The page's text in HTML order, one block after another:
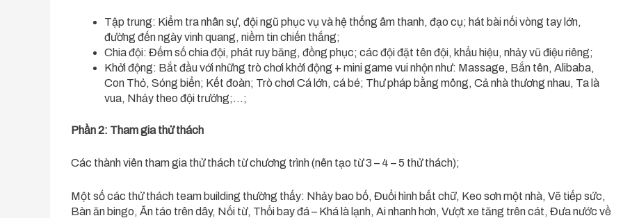
Tập trung: Kiểm tra nhân sự, đội ngũ phục vụ và hệ thống âm thanh, đạo cụ; hát bài nối vòng tay lớn,
đường đến ngày vinh quang, niềm tin chiến thắng;
Chia đội: Đếm số chia đội, phát ruy băng, đồng phục; các đội đặt tên đội, khẩu hiệu, nhảy vũ điệu riêng;
Khởi động: Bắt đầu với những trò chơi khởi động + mini game vui nhộn như: Massage, Bắn tên, Alibaba,
Con Thỏ, Sóng biển; Kết đoàn; Trò chơi Cá lớn, cá bé; Thư pháp bằng mông, Cả nhà thương nhau, Ta là
vua, Nhảy theo đội trưởng;…;
Phần 2: Tham gia thử thách
Các thành viên tham gia thử thách từ chương trình (nên tạo từ 3 – 4 – 5 thử thách);
Một số các thử thách team building thường thấy: Nhảy bao bố, Đuổi hình bắt chữ, Keo sơn một nhà, Vẽ tiếp sức,
Bàn ăn bingo, Ăn táo trên dây, Nối từ, Thổi bay đá – Khá là lạnh, Ai nhanh hơn, Vượt xe tăng trên cát, Đưa nước về